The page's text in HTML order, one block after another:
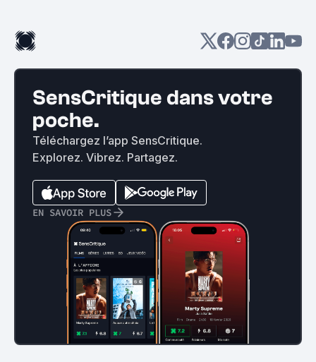
SensCritique dans votre
poche.
Téléchargez l’app SensCritique.
Explorez. Vibrez. Partagez.
EN SAVOIR PLUS